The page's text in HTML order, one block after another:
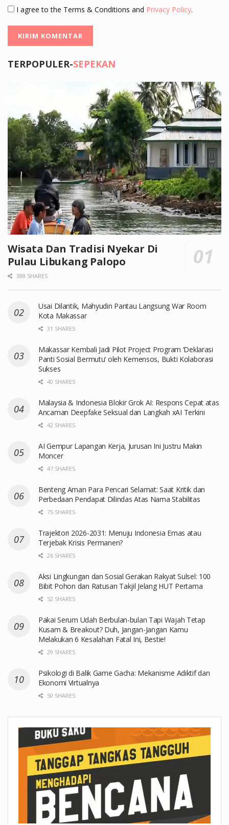
I agree to the Terms & Conditions and Privacy Policy.
TERPOPULER-SEPEKAN
Wisata Dan Tradisi Nyekar Di
Pulau Libukang Palopo
388 SHARES
Usai Dilantik, Mahyudin Pantau Langsung War Room
Kota Makassar
31 SHARES
Makassar Kembali Jadi Pilot Project Program ‘Deklarasi
Panti Sosial Bermutu’ oleh Kemensos, Bukti Kolaborasi
Sukses
40 SHARES
Malaysia & Indonesia Blokir Grok AI: Respons Cepat atas
Ancaman Deepfake Seksual dan Langkah xAI Terkini
42 SHARES
AI Gempur Lapangan Kerja, Jurusan Ini Justru Makin
Moncer
47 SHARES
Benteng Aman Para Pencari Selamat: Saat Kritik dan
Perbedaan Pendapat Dilindas Atas Nama Stabilitas
75 SHARES
Trajektori 2026-2031: Menuju Indonesia Emas atau
Terjebak Krisis Permanen?
26 SHARES
Aksi Lingkungan dan Sosial Gerakan Rakyat Sulsel: 100
Bibit Pohon dan Ratusan Takjil Jelang HUT Pertama
52 SHARES
Pakai Serum Udah Berbulan-bulan Tapi Wajah Tetap
Kusam & Breakout? Duh, Jangan-Jangan Kamu
Melakukan 6 Kesalahan Fatal Ini, Bestie!
29 SHARES
Psikologi di Balik Game Gacha: Mekanisme Adiktif dan
Ekonomi Virtualnya
50 SHARES